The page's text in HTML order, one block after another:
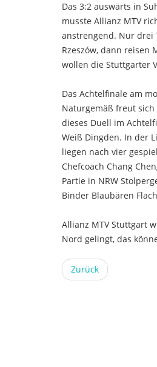
Das 3:2 auswärts in
musste Allianz MTV
anstrengend. Nur drei
Rzeszów, dann reisen
wollen die Stuttgarter
Das Achtelfinale am
Naturgemäß freut sich
dieses Duell im
Weiß Dingden. In der
liegen nach vier
Chefcoach Chang
Partie in NRW
Binder Blaubären
Allianz MTV Stuttgart
Nord gelingt, das
Zurück